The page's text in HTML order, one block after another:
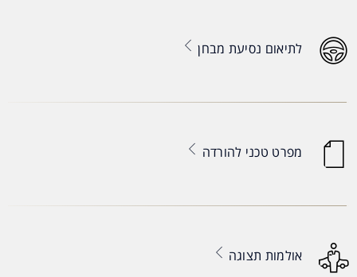
לתיאום נסיעת מבחן
מפרט טכני להורדה
אולמות תצוגה